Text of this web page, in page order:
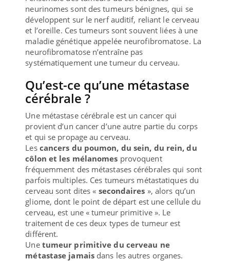
neurinomes sont des tumeurs bénignes, qui se
développent sur le nerf auditif, reliant le cerveau
et l’oreille. Ces tumeurs sont souvent liées à une
maladie génétique appelée neurofibromatose. La
neurofibromatose n’entraîne pas
systématiquement une tumeur du cerveau.
Qu’est-ce qu’une métastase
cérébrale ?
Une métastase cérébrale est un cancer qui
provient d’un cancer d’une autre partie du corps
et qui se propage au cerveau.
Les cancers du poumon, du sein, du rein, du
côlon et les mélanomes provoquent
fréquemment des métastases cérébrales qui sont
parfois multiples. Ces tumeurs métastatiques du
cerveau sont dites « secondaires », alors qu’un
gliome, dont le point de départ est une cellule du
cerveau, est une « tumeur primitive ». Le
traitement de ces deux types de tumeur est
différent.
Une tumeur primitive du cerveau ne
métastase jamais dans les autres organes.